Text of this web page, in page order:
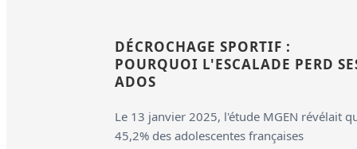
DÉCROCHAGE SPORTIF :
POURQUOI L'ESCALADE PERD
ADOS
Le 13 janvier 2025, l'étude MGEN révélait
45,2% des adolescentes françaises